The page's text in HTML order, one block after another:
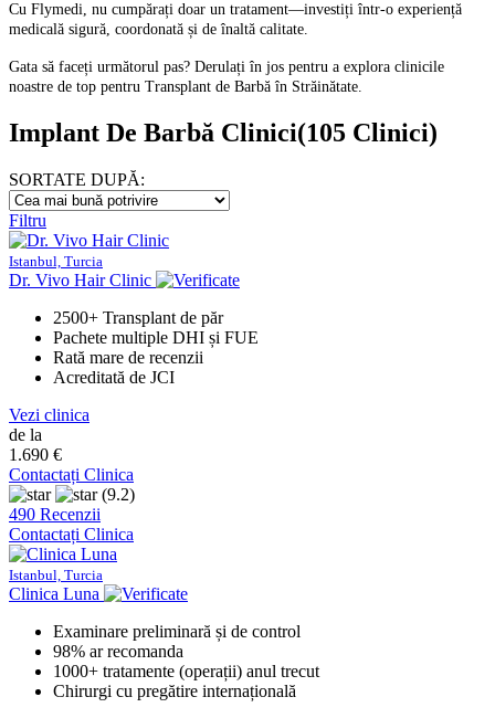
Cu Flymedi, nu cumpărați doar un tratament—investiți într-o experiență
medicală sigură, coordonată și de înaltă calitate.
Gata să faceți următorul pas? Derulați în jos pentru a explora clinicile
noastre de top pentru Transplant de Barbă în Străinătate.
Implant De Barbă Clinici(105 Clinici)
SORTATE DUPĂ:
Filtru
Istanbul, Turcia
Dr. Vivo Hair Clinic
2500+ Transplant de păr
Pachete multiple DHI și FUE
Rată mare de recenzii
Acreditată de JCI
Vezi clinica
de la
1.690 €
Contactați Clinica
(9.2)
490 Recenzii
Contactați Clinica
Istanbul, Turcia
Clinica Luna
Examinare preliminară și de control
98% ar recomanda
1000+ tratamente (operații) anul trecut
Chirurgi cu pregătire internațională